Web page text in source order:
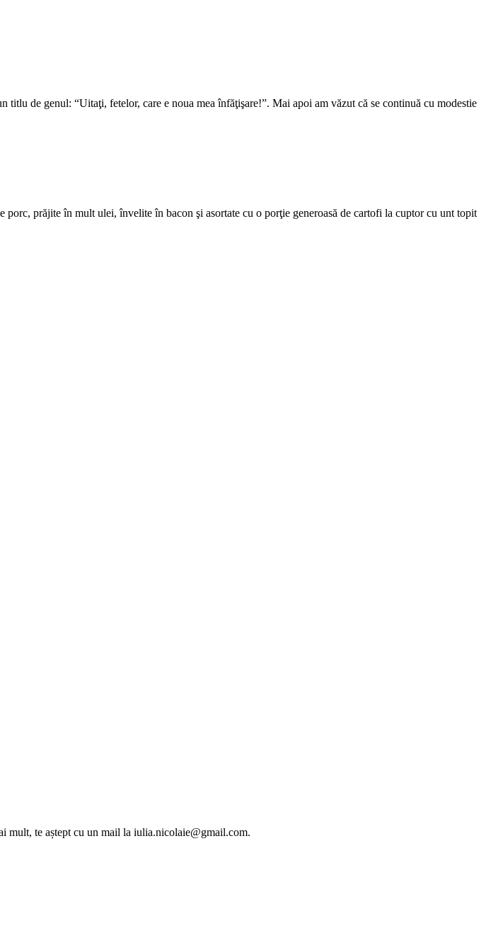
de genul: “Uitaţi, fetelor, care e noua mea înfăţişare!”. Mai apoi am văzut că se continuă cu modestie
prăjite în mult ulei, învelite în bacon şi asortate cu o porţie generoasă de cartofi la cuptor cu unt topit
mult, te aștept cu un mail la iulia.nicolaie@gmail.com.